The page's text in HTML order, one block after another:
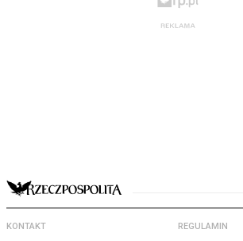
KONTAKT REGULAMIN